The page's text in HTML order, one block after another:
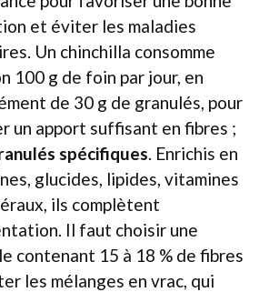
et éviter les maladies
Un chinchilla consomme
100 g de foin par jour, en
de 30 g de granulés, pour
un apport suffisant en fibres ;
spécifiques . Enrichis en
glucides, lipides, vitamines
ils complètent
Il faut choisir une
contenant 15 à 18 % de fibres
les mélanges en vrac, qui